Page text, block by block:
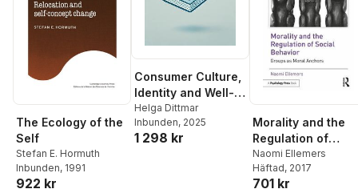
The Ecology of the
Self
Stefan E. Hormuth
Inbunden, 1991
922 kr
Consumer Culture,
Identity and Well-
Being
Helga Dittmar
Inbunden, 2025
1 298 kr
Morality and the
Regulation of
Social Behavior
Naomi Ellemers
Häftad, 2017
701 kr